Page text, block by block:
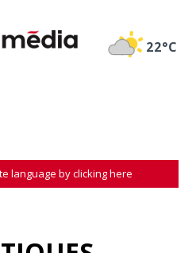
22°C
language by clicking here